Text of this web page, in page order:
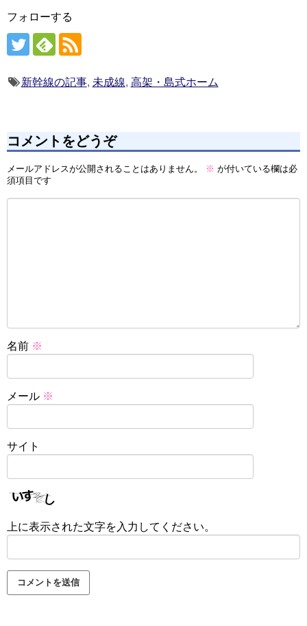
フォローする
新幹線の記事, 未成線, 高架・島式ホーム
コメントをどうぞ
メールアドレスが公開されることはありません。 ※ が付いている欄は必
須項目です
名前 ※
メール ※
サイト
上に表示された文字を入力してください。